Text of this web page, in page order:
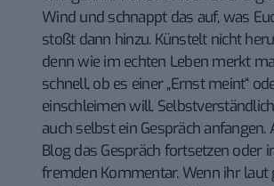
Wind und schnappt das auf, was
stoßt dann hinzu. Künstelt nicht
denn wie im echten Leben merkt
schnell, ob es einer „Ernst meint“
einschleimen will.
auch selbst ein Gespräch anfangen.
Blog das Gespräch fortsetzen oder
fremden Kommentar. Wenn ihr laut